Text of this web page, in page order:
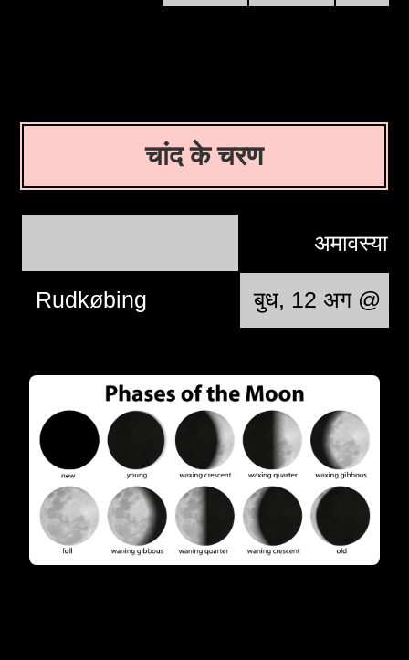
चांद के चरण
अमावस्या
Rudkøbing बुध, 12 अग @